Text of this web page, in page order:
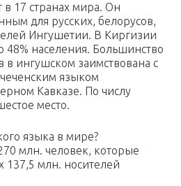
в 17 странах мира. Он
для русских, белорусов,
Ингушетии. В Киргизии
48% населения. Большинство
в ингушском заимствована с
языком
Кавказе. По числу
место.
языка в мире?
млн. человек, которые
137,5 млн. носителей